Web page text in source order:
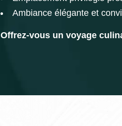
Ambiance élégante et
Offrez-vous un voyage